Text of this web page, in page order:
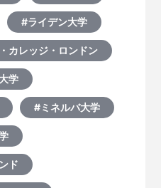
#ライデン大学
カレッジ・ロンドン
学
#ミネルバ大学
ド